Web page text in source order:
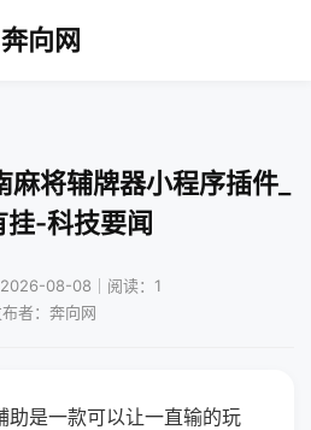
奔向网
将辅牌器小程序插件_
挂-科技要闻
08-08｜阅读：1
布者：奔向网
助是一款可以让一直输的玩